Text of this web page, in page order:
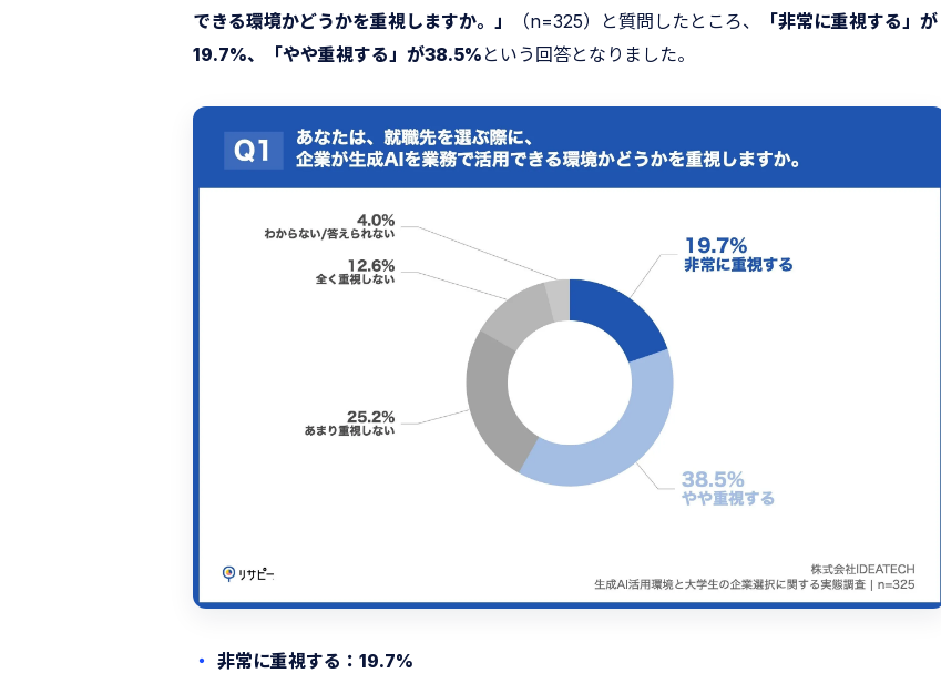
できる環境かどうかを重視しますか。」
（n=325）と質問したところ、
「非常に重視する」が
19.7%、「やや重視する」が38.5% という回答となりました。
非常に重視する：19.7%